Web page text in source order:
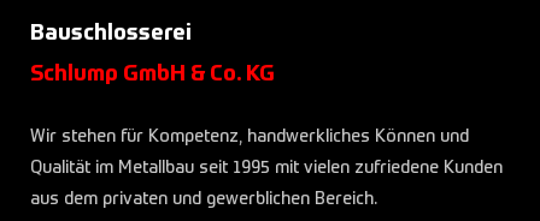
Bauschlosserei
Schlump GmbH & Co. KG
Wir stehen für Kompetenz, handwerkliches Können und
Qualität im Metallbau seit 1995 mit vielen zufriedene Kunden
aus dem privaten und gewerblichen Bereich.